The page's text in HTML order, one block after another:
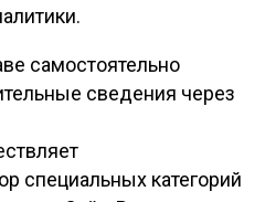
самостоятельно
сведения через
специальных категорий